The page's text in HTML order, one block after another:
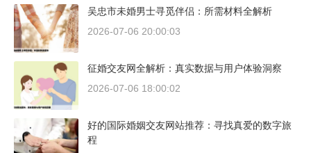
吴忠市未婚男士寻觅伴侣：所需材料全解析
2026-07-06 20:00:03
征婚交友网全解析：真实数据与用户体验洞察
2026-07-06 18:00:02
好的国际婚姻交友网站推荐：寻找真爱的数字旅
程